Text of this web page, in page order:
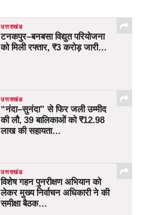
उत्तराखंड
टनकपुर–बनबसा विद्युत परियोजना
को मिली रफ्तार, ₹3 करोड़ जारी…
उत्तराखंड
“नंदा–सुनंदा” से फिर जली उम्मीद
की लौ, 39 बालिकाओं को ₹12.98
लाख की सहायता…
उत्तराखंड
विशेष गहन पुनरीक्षण अभियान को
लेकर मुख्य निर्वाचन अधिकारी ने की
समीक्षा बैठक…